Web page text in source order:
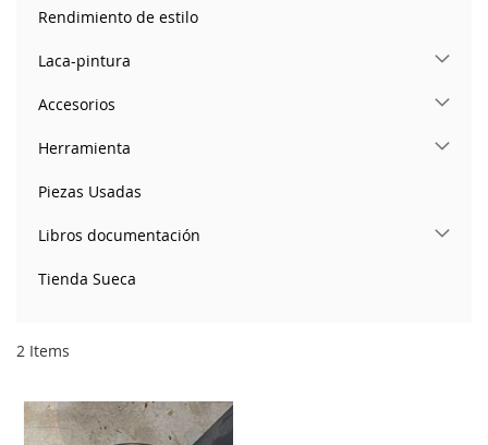
2 Items
Rendimiento de estilo
Laca-pintura
Accesorios
Herramienta
Piezas Usadas
Libros documentación
Tienda Sueca